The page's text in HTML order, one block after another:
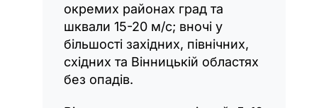
окремих районах град та
шквали 15-20 м/с; вночі у
більшості західних, північних,
східних та Вінницькій областях
без опадів.